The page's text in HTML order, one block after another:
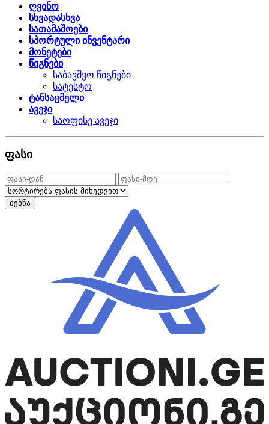
ღვინო
სხვადასხვა
სათამაშოები
სპორტული ინვენტარი
მონეტები
წიგნები
საბავშვო წიგნები
სატესტო
ტანსაცმელი
ავეჯი
საოფისე ავეჯი
ფასი
ძებნა